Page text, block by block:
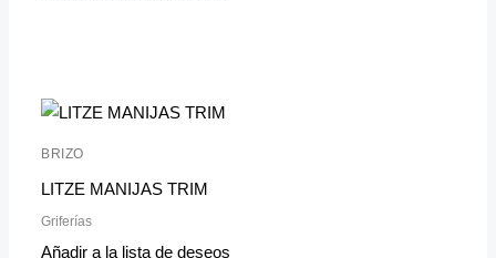
BRIZO
LITZE MANIJAS TRIM
Griferías
Añadir a la lista de deseos